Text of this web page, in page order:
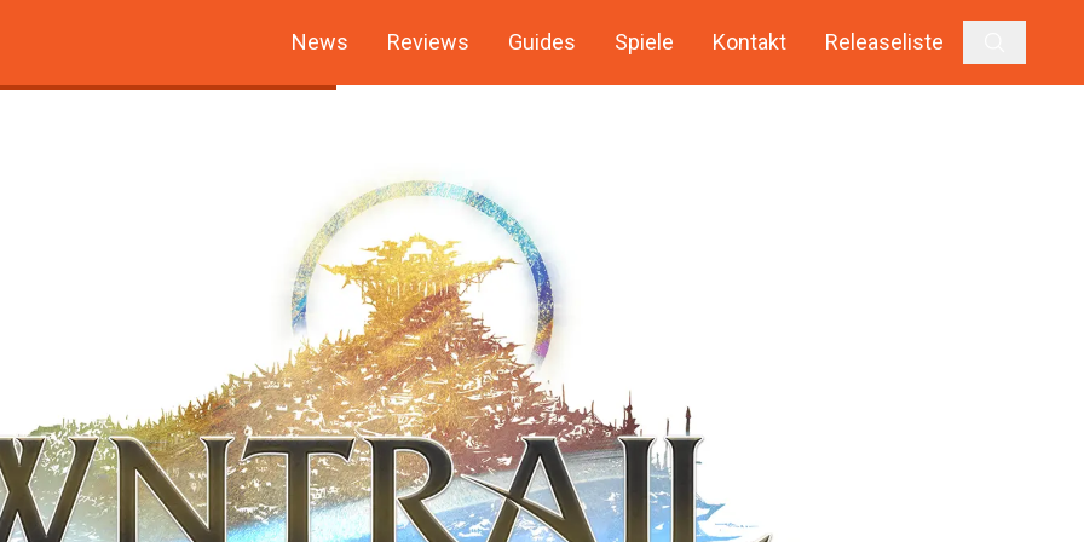
News Reviews Guides Spiele Kontakt Releaseliste